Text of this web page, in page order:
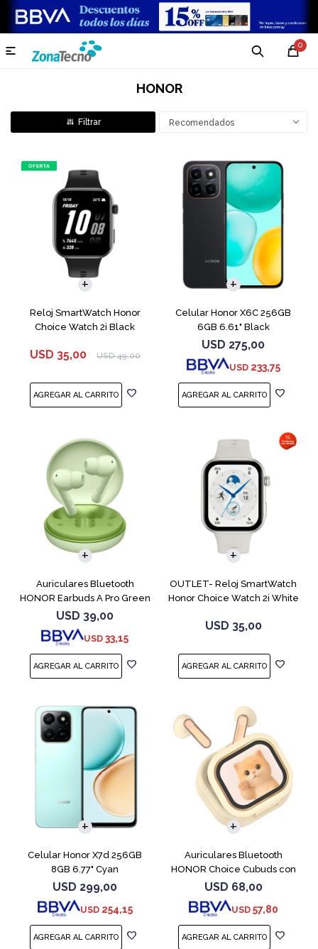
0

HONOR
Recomendados
Reloj SmartWatch Honor
Choice Watch 2i Black
USD 35,00 USD 49,00
Celular Honor X6C 256GB
6GB 6.61" Black
USD 275,00
USD 233,75
COMPARAR
Auriculares Bluetooth
HONOR Earbuds A Pro Green
USD 39,00
USD 33,15
OUTLET- Reloj SmartWatch
Honor Choice Watch 2i White
USD 35,00
Celular Honor X7d 256GB
8GB 6.77" Cyan
USD 299,00
USD 254,15
COMPARAR
Auriculares Bluetooth
HONOR Choice Cubuds con
Pantalla Beige
USD 68,00
USD 57,80